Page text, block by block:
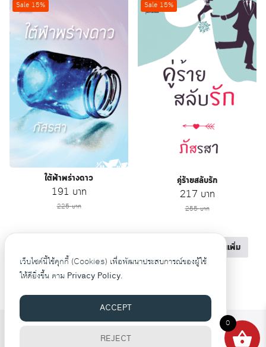
Sale 15%
ใต้ฟ้าพร่างดาว
225บาท
Original
price
225 บาท.
191 บาทCurrent
191 บาท.
Sale 15%
คู่ร้ายสลับรัก
255บาท
Original
price
255 บาท.
217 บาทCurrent
217 บาท.
อ่านเพิ่ม
©2026 WWW.PASRASAA.COM. ALL RIGHTS RESERVED. 0
เว็บไซต์นี้ใช้คุกกี้ (Cookies) เพื่อพัฒนาประสบการณ์ของผู้ใช้
ให้ดียิ่งขึ้น ตาม Privacy Policy.
ACCEPT
REJECT